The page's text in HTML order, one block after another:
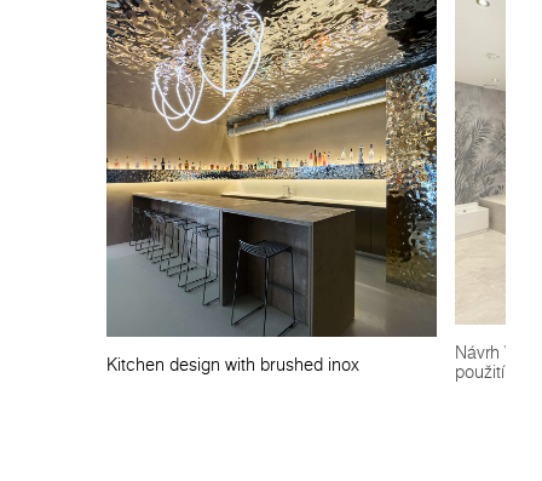
Kitchen design with brushed inox
Návrh
použitím